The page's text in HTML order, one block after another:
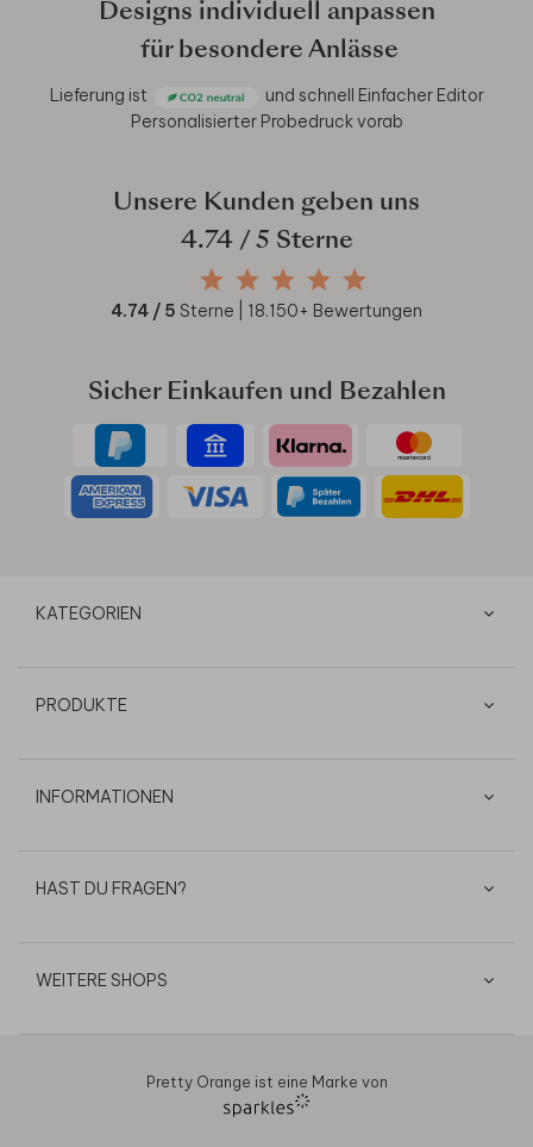
Designs individuell anpassen
für besondere Anlässe
Lieferung ist und schnell Einfacher Editor
Personalisierter Probedruck vorab
Unsere Kunden geben uns
4.74/ 5 Sterne
4.74 / 5 Sterne | 18.150+ Bewertungen
Sicher Einkaufen und Bezahlen
KATEGORIEN
PRODUKTE
INFORMATIONEN
HAST DU FRAGEN?
WEITERE SHOPS
Pretty Orange ist eine Marke von